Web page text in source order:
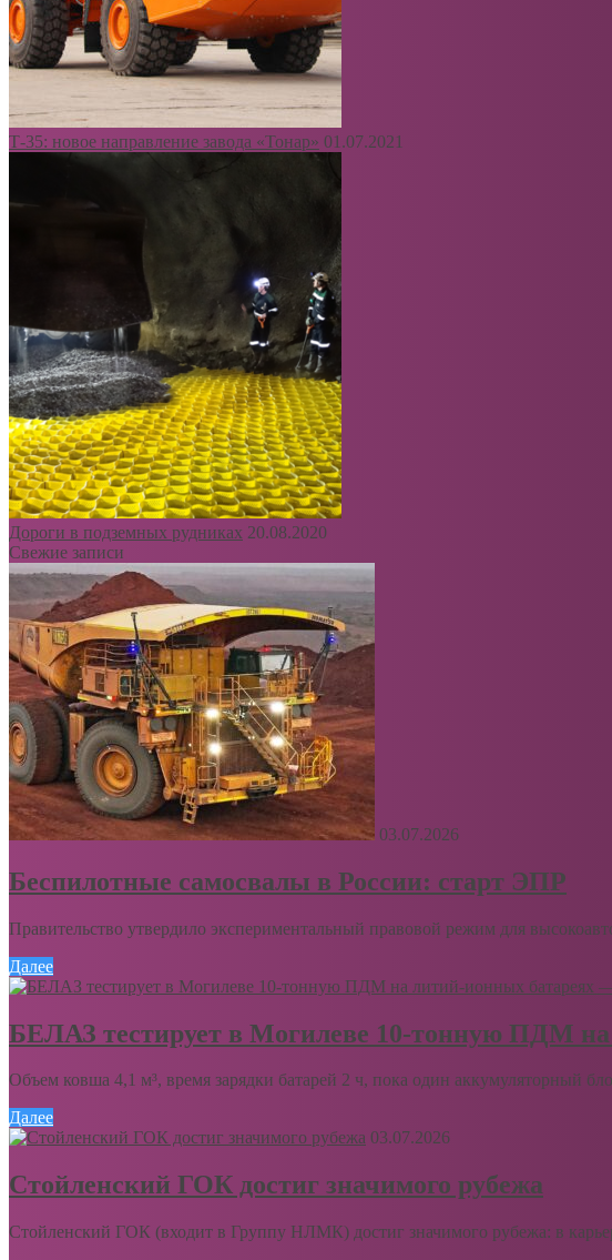
Т-35: новое направление завода «Тонар» 01.07.2021
Дороги в подземных рудниках 20.08.2020
Свежие записи
03.07.2026
Беспилотные самосвалы в России: старт ЭПР
Правительство утвердило экспериментальный правовой режим для
Далее
БЕЛАЗ тестирует в Могилеве 10-тонную ПДМ
Объем ковша 4,1 м³, время зарядки батарей 2 ч, пока один аккумуляторный
Далее
03.07.2026
Стойленский ГОК достиг значимого рубежа
Стойленский ГОК (входит в Группу НЛМК) достиг значимого рубежа: в